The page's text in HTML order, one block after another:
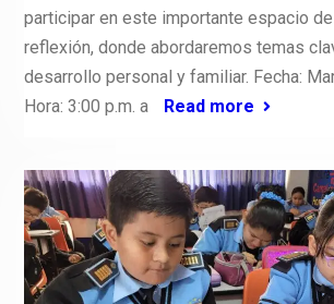
participar en este importante espacio
reflexión, donde abordaremos temas
desarrollo personal y familiar. Fecha:
Hora: 3:00 p.m. a
Read more